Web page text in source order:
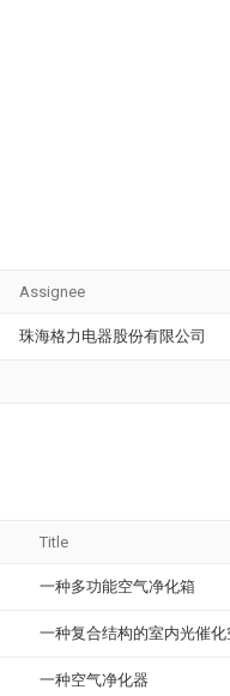
Assignee
珠海格力电器股份有限公司
Title
一种多功能空气净化箱
一种复合结构的室内光催化
一种空气净化器